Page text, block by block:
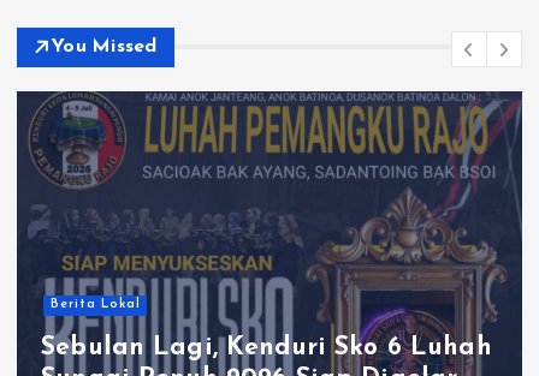
You Missed
Berita Lokal
Sebulan Lagi, Kenduri Sko 6 Luhah